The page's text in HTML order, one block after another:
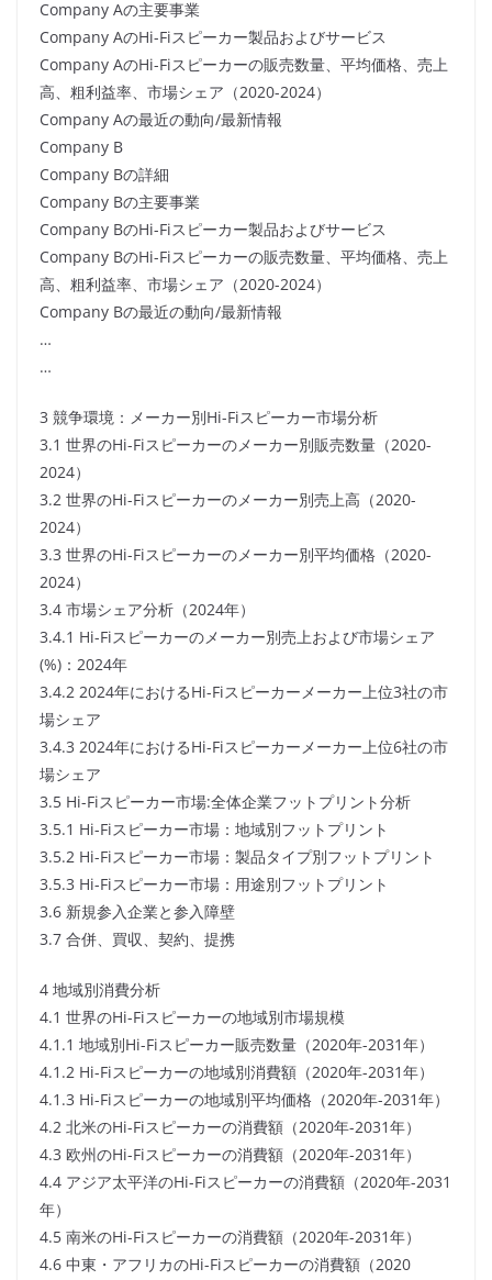
Company Aの主要事業
Company AのHi-Fiスピーカー製品およびサービス
Company AのHi-Fiスピーカーの販売数量、平均価格、売上
高、粗利益率、市場シェア（2020-2024）
Company Aの最近の動向/最新情報
Company B
Company Bの詳細
Company Bの主要事業
Company BのHi-Fiスピーカー製品およびサービス
Company BのHi-Fiスピーカーの販売数量、平均価格、売上
高、粗利益率、市場シェア（2020-2024）
Company Bの最近の動向/最新情報
…
…
3 競争環境：メーカー別Hi-Fiスピーカー市場分析
3.1 世界のHi-Fiスピーカーのメーカー別販売数量（2020-
2024）
3.2 世界のHi-Fiスピーカーのメーカー別売上高（2020-
2024）
3.3 世界のHi-Fiスピーカーのメーカー別平均価格（2020-
2024）
3.4 市場シェア分析（2024年）
3.4.1 Hi-Fiスピーカーのメーカー別売上および市場シェア
(%)：2024年
3.4.2 2024年におけるHi-Fiスピーカーメーカー上位3社の市
場シェア
3.4.3 2024年におけるHi-Fiスピーカーメーカー上位6社の市
場シェア
3.5 Hi-Fiスピーカー市場:全体企業フットプリント分析
3.5.1 Hi-Fiスピーカー市場：地域別フットプリント
3.5.2 Hi-Fiスピーカー市場：製品タイプ別フットプリント
3.5.3 Hi-Fiスピーカー市場：用途別フットプリント
3.6 新規参入企業と参入障壁
3.7 合併、買収、契約、提携
4 地域別消費分析
4.1 世界のHi-Fiスピーカーの地域別市場規模
4.1.1 地域別Hi-Fiスピーカー販売数量（2020年-2031年）
4.1.2 Hi-Fiスピーカーの地域別消費額（2020年-2031年）
4.1.3 Hi-Fiスピーカーの地域別平均価格（2020年-2031年）
4.2 北米のHi-Fiスピーカーの消費額（2020年-2031年）
4.3 欧州のHi-Fiスピーカーの消費額（2020年-2031年）
4.4 アジア太平洋のHi-Fiスピーカーの消費額（2020年-2031
年）
4.5 南米のHi-Fiスピーカーの消費額（2020年-2031年）
4.6 中東・アフリカのHi-Fiスピーカーの消費額（2020